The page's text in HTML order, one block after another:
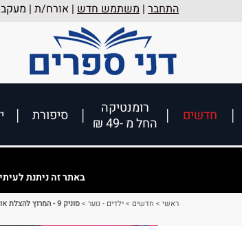
התחבר | משתמש חדש | אורח/ת |
חדשים
רומנטיקה
החל מ -49 ₪
סיפורת
באתר זה ניתנת
ראשי > חדשים >ילדים - נוער >סוניק 9 - המרוץ להצלת אומגה